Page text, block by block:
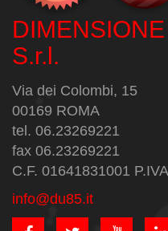
S.r.l.
Via dei Colombi, 15
00169 ROMA
tel. 06.23269221
fax 06.23269221
C.F. 01641831001
info@du85.it